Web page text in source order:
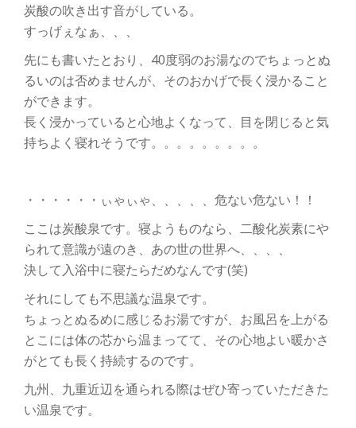
炭酸の吹き出す音がしている。
すっげぇなぁ、、、
先にも書いたとおり、40度弱のお湯なのでちょっとぬ
るいのは否めませんが、そのおかげで長く浸かること
ができます。
長く浸かっていると心地よくなって、目を閉じると気
持ちよく寝れそうです。。。。。。。。。
・・・・・・ぃゃぃゃ、、、、、危ない危ない！！
ここは炭酸泉です。寝ようものなら、二酸化炭素にや
られて意識が遠のき、あの世の世界へ、、、、
決して入浴中に寝たらだめなんです(笑)
それにしても不思議な温泉です。
ちょっとぬるめに感じるお湯ですが、お風呂を上がる
とこには体の芯から温まってて、その心地よい暖かさ
がとても長く持続するのです。
九州、九重近辺を通られる際はぜひ寄っていただきた
い温泉です。